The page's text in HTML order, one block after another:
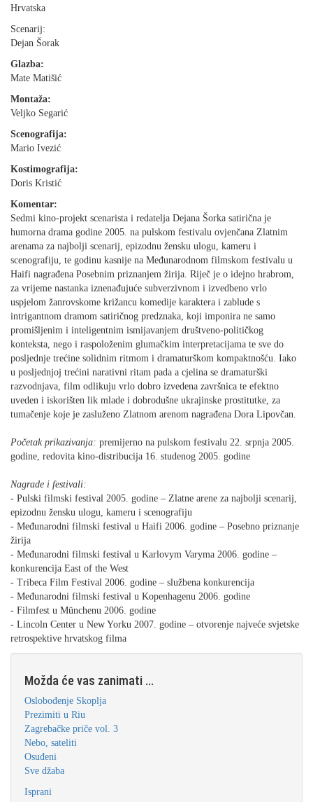
Hrvatska
Scenarij:
Dejan Šorak
Glazba:
Mate Matišić
Montaža:
Veljko Segarić
Scenografija:
Mario Ivezić
Kostimografija:
Doris Kristić
Komentar:
Sedmi kino-projekt scenarista i redatelja Dejana Šorka satirična je
humorna drama godine 2005. na pulskom festivalu ovjenčana Zlatnim
arenama za najbolji scenarij, epizodnu žensku ulogu, kameru i
scenografiju, te godinu kasnije na Međunarodnom filmskom festivalu u
Haifi nagrađena Posebnim priznanjem žirija. Riječ je o idejno hrabrom,
za vrijeme nastanka iznenađujuće subverzivnom i izvedbeno vrlo
uspjelom žanrovskome križancu komedije karaktera i zablude s
intrigantnom dramom satiričnog predznaka, koji imponira ne samo
promišljenim i inteligentnim ismijavanjem društveno-političkog
konteksta, nego i raspoloženim glumačkim interpretacijama te sve do
posljednje trećine solidnim ritmom i dramaturškom kompaktnošću. Iako
u posljednjoj trećini narativni ritam pada a cjelina se dramaturški
razvodnjava, film odlikuju vrlo dobro izvedena završnica te efektno
uveden i iskorišten lik mlade i dobrodušne ukrajinske prostitutke, za
tumačenje koje je zasluženo Zlatnom arenom nagrađena Dora Lipovčan.
Početak prikazivanja: premijerno na pulskom festivalu 22. srpnja 2005.
godine, redovita kino-distribucija 16. studenog 2005. godine
Nagrade i festivali:
- Pulski filmski festival 2005. godine – Zlatne arene za najbolji scenarij,
epizodnu žensku ulogu, kameru i scenografiju
- Međunarodni filmski festival u Haifi 2006. godine – Posebno priznanje
žirija
- Međunarodni filmski festival u Karlovym Varyma 2006. godine –
konkurencija East of the West
- Tribeca Film Festival 2006. godine – službena konkurencija
- Međunarodni filmski festival u Kopenhagenu 2006. godine
- Filmfest u Münchenu 2006. godine
- Lincoln Center u New Yorku 2007. godine – otvorenje najveće svjetske
retrospektive hrvatskog filma
Možda će vas zanimati ...
Oslobođenje Skoplja
Prezimiti u Riu
Zagrebačke priče vol. 3
Nebo, sateliti
Osuđeni
Sve džaba
Isprani